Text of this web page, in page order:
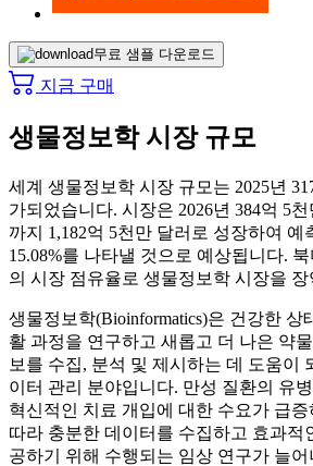
무료 샘플 다운로드
지금 구매
생물정보학 시장 규모
세계 생물정보학 시장 규모는 2025년
가되었습니다. 시장은 2026년 384억 5
까지 1,182억 5천만 달러로 성장하여 예
15.08%를 나타낼 것으로 예상됩니다. 북
의 시장 점유율로 생물정보학 시장을
생물정보학(Bioinformatics)은 건강한 상
활 과정을 연구하고 새롭고 더 나은 약
보를 수집, 분석 및 제시하는 데 도움이
이터 관리 분야입니다. 만성 질환의 유
혁신적인 치료 개입에 대한 수요가 급증
따라 충분한 데이터를 수집하고 효과적
공하기 위해 수행되는 임상 연구가 늘